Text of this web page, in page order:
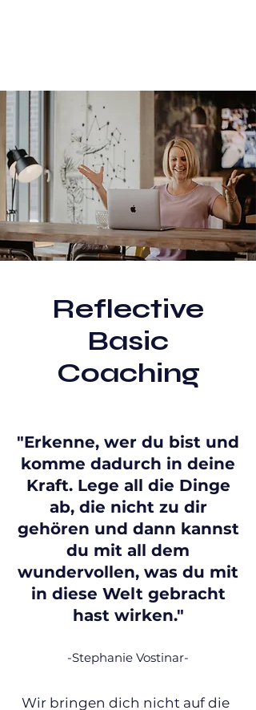
Reflective
Basic
Coaching
"Erkenne, wer du bist und
komme dadurch in deine
Kraft. Lege all die Dinge
ab, die nicht zu dir
gehören und dann kannst
du mit all dem
wundervollen, was du mit
in diese Welt gebracht
hast wirken."
-Stephanie Vostinar-
Wir bringen dich nicht auf die